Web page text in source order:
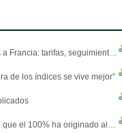
Enviar paquetes a Francia: tarifas, seguimiento y ventajas destacadas
de los índices se vive mejor”
Se da una señal que el 100% ha originado alzas en las bolsas